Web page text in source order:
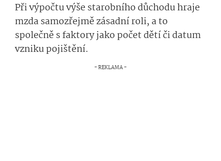
Při výpočtu výše starobního důchodu hraje
mzda samozřejmě zásadní roli, a to
společně s faktory jako počet dětí či datum
vzniku pojištění.